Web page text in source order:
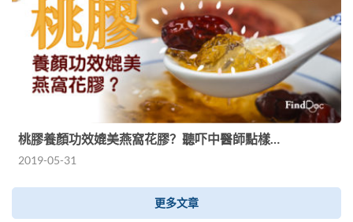
桃膠養顏功效媲美燕窩花膠？聽吓中醫師點樣…
2019-05-31
更多文章